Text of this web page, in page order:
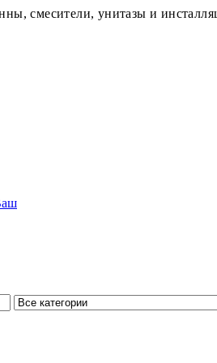
смесители, унитазы и